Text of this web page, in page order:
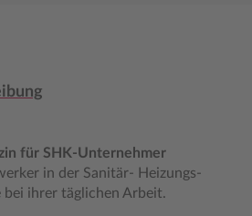
für SHK-Unternehmer
in der Sanitär- Heizungs-
bei ihrer täglichen Arbeit.